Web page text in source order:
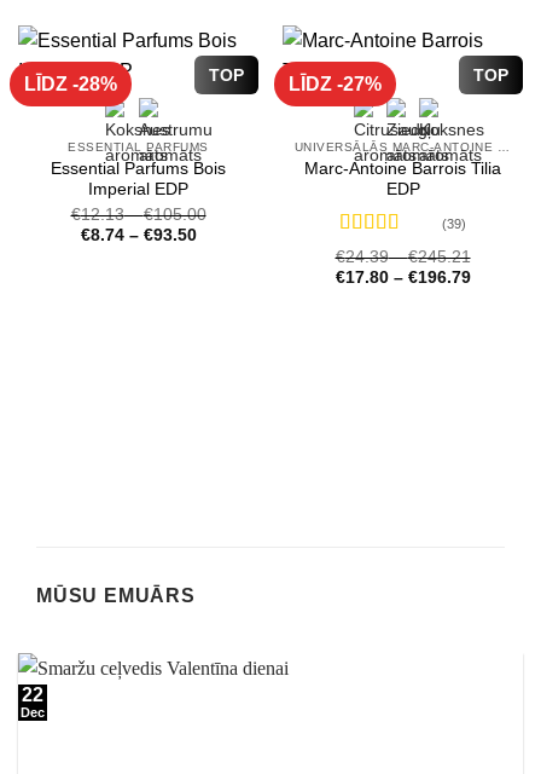
TOP
LĪDZ -28%
ESSENTIAL PARFUMS
Essential Parfums Bois
Imperial EDP
€12.13–€105.00
€8.74– €93.50
TOP
LĪDZ -27%
Marc-Antoine Barrois Tilia
EDP
Novērtēts
ar4.72 no 5
(39)
€24.39–€245.21
€17.80– €196.79
MŪSU EMUĀRS
22
Dec